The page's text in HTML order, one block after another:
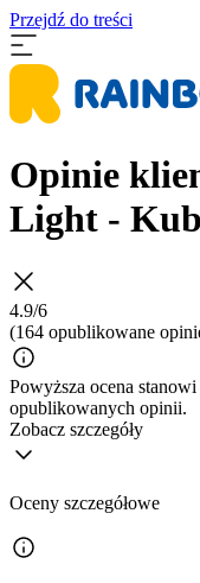
Przejdź do treści
Opinie
Light -
4.9/6
(164 opublikowane
Powyższa ocena
opublikowanych opinii.
Zobacz szczegóły
Oceny szczegółowe